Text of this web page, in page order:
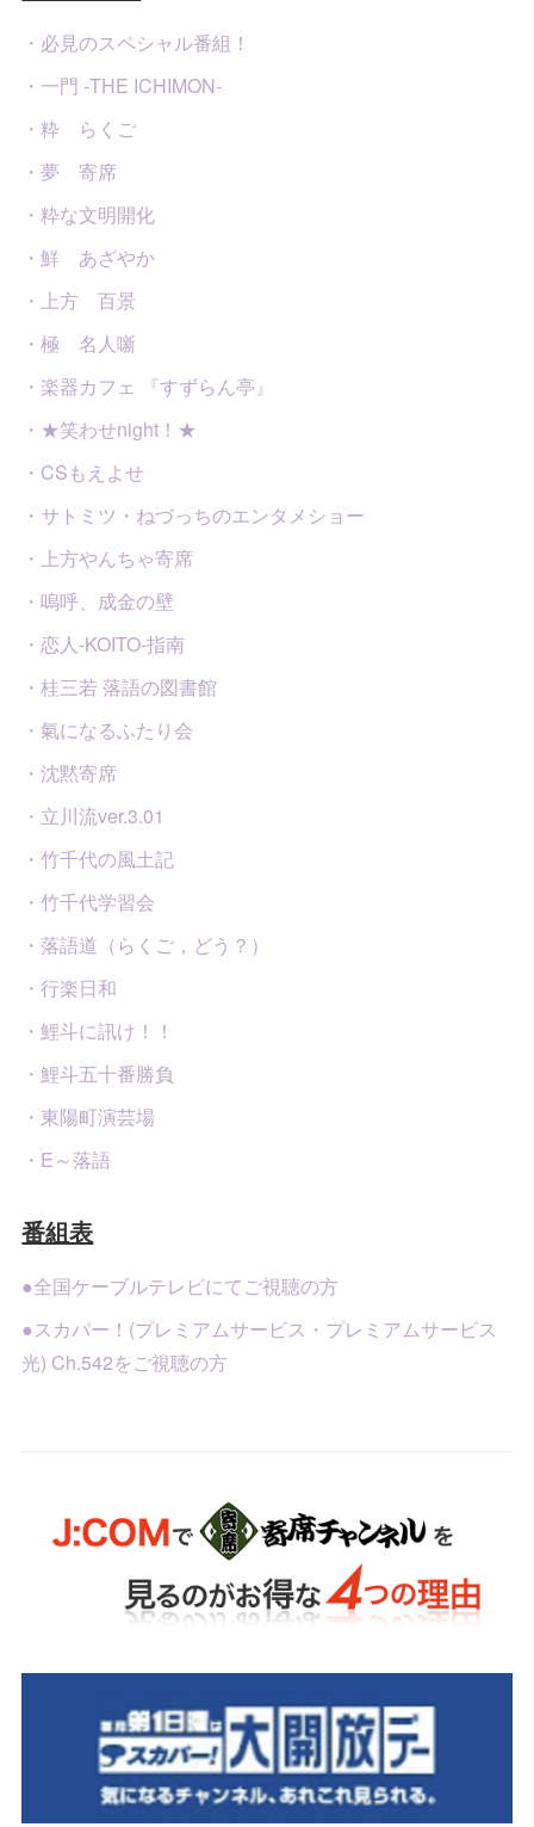
・必見のスペシャル番組！
・一門 -THE ICHIMON-
・粋 らくご
・夢 寄席
・粋な文明開化
・鮮 あざやか
・上方 百景
・極 名人噺
・楽器カフェ 『すずらん亭』
・★笑わせnight！★
・CSもえよせ
・サトミツ・ねづっちのエンタメショー
・上方やんちゃ寄席
・嗚呼、成金の壁
・恋人-KOITO-指南
・桂三若 落語の図書館
・氣になるふたり会
・沈黙寄席
・立川流ver.3.01
・竹千代の風土記
・竹千代学習会
・落語道（らくご，どう？）
・行楽日和
・鯉斗に訊け！！
・鯉斗五十番勝負
・東陽町演芸場
・E～落語
番組表
●全国ケーブルテレビにてご視聴の方
●スカパー！(プレミアムサービス・プレミアムサービス
光) Ch.542をご視聴の方